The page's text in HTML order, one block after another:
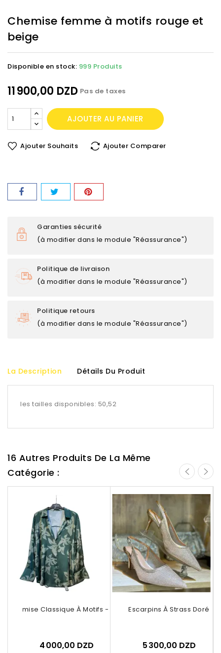
Chemise femme à motifs rouge et
beige
Disponible en stock: 999 Produits
11 900,00 DZD Pas de taxes
AJOUTER AU PANIER
Ajouter Souhaits Ajouter Comparer
Garanties sécurité
(à modifier dans le module "Réassurance")
Politique de livraison
(à modifier dans le module "Réassurance")
Politique retours
(à modifier dans le module "Réassurance")
La Description Détails Du Produit
les tailles disponibles: 50,52
16 Autres Produits De La Même
Catégorie :
Chemise Classique À Motifs - Vert
4 000,00 DZD
Escarpins À Strass Doré
5 300,00 DZD